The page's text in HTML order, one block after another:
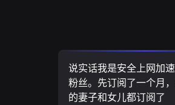
说实话我是安全上网加
粉丝。先订阅了一个月
的妻子和女儿都订阅了